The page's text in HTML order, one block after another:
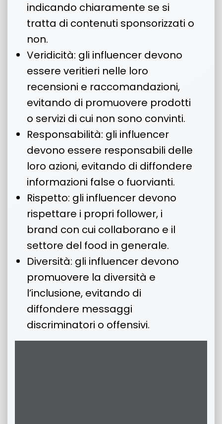
indicando chiaramente se si
tratta di contenuti sponsorizzati o
non.
Veridicità: gli influencer devono
essere veritieri nelle loro
recensioni e raccomandazioni,
evitando di promuovere prodotti
o servizi di cui non sono convinti.
Responsabilità: gli influencer
devono essere responsabili delle
loro azioni, evitando di diffondere
informazioni false o fuorvianti.
Rispetto: gli influencer devono
rispettare i propri follower, i
brand con cui collaborano e il
settore del food in generale.
Diversità: gli influencer devono
promuovere la diversità e
l’inclusione, evitando di
diffondere messaggi
discriminatori o offensivi.